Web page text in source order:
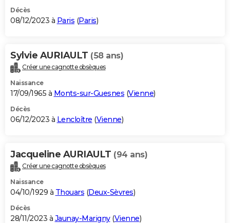
Décès
08/12/2023 à Paris (Paris)
Sylvie AURIAULT (58 ans)
Créer une cagnotte obsèques
Naissance
17/09/1965 à Monts-sur-Guesnes (Vienne)
Décès
06/12/2023 à Lencloître (Vienne)
Jacqueline AURIAULT (94 ans)
Créer une cagnotte obsèques
Naissance
04/10/1929 à Thouars (Deux-Sèvres)
Décès
28/11/2023 à Jaunay-Marigny(Vienne)